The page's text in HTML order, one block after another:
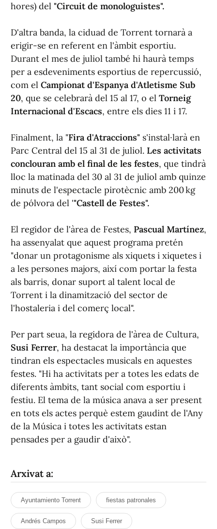
hores) del "Circuit de monologuistes".
D'altra banda, la ciduad de Torrent tornarà a
erigir-se en referent en l'àmbit esportiu.
Durant el mes de juliol també hi haurà temps
per a esdeveniments esportius de repercussió,
com el Campionat d'Espanya d'Atletisme Sub
20, que se celebrarà del 15 al 17, o el Torneig
Internacional d'Escacs, entre els dies 11 i 17.
Finalment, la "Fira d'Atraccions" s'instal·larà en
Parc Central del 15 al 31 de juliol. Les activitats
conclouran amb el final de les festes, que tindrà
lloc la matinada del 30 al 31 de juliol amb quinze
minuts de l'espectacle pirotècnic amb 200 kg
de pólvora del '"Castell de Festes".
El regidor de l'àrea de Festes, Pascual Martínez,
ha assenyalat que aquest programa pretén
"donar un protagonisme als xiquets i xiquetes i
a les persones majors, així com portar la festa
als barris, donar suport al talent local de
Torrent i la dinamització del sector de
l'hostaleria i del comerç local".
Per part seua, la regidora de l'àrea de Cultura,
Susi Ferrer, ha destacat la importància que
tindran els espectacles musicals en aquestes
festes. "Hi ha activitats per a totes les edats de
diferents àmbits, tant social com esportiu i
festiu. El tema de la música anava a ser present
en tots els actes perquè estem gaudint de l'Any
de la Música i totes les activitats estan
pensades per a gaudir d'això".
Arxivat a:
Ayuntamiento Torrent fiestas patronales
Andrés Campos Susi Ferrer